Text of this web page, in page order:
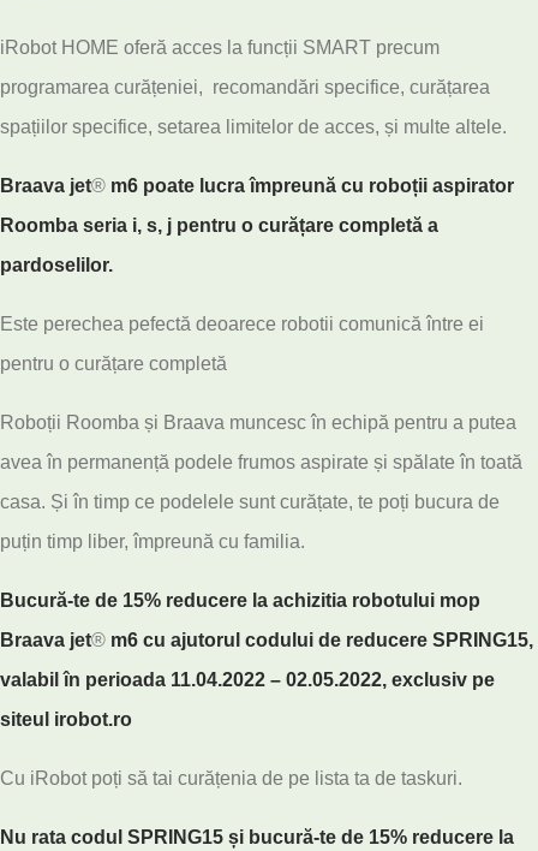
iRobot HOME oferă acces la funcții SMART precum
programarea curățeniei, recomandări specifice, curățarea
spațiilor specifice, setarea limitelor de acces, și multe altele.
Braava jet® m6 poate lucra împreună cu roboții aspirator
Roomba seria i, s, j pentru o curățare completă a
pardoselilor.
Este perechea pefectă deoarece robotii comunică între ei
pentru o curățare completă
Roboții Roomba și Braava muncesc în echipă pentru a putea
avea în permanență podele frumos aspirate și spălate în toată
casa. Și în timp ce podelele sunt curățate, te poți bucura de
puțin timp liber, împreună cu familia.
Bucură-te de 15% reducere la achizitia robotului mop
Braava jet® m6 cu ajutorul codului de reducere SPRING15,
valabil în perioada 11.04.2022 – 02.05.2022, exclusiv pe
siteul irobot.ro
Cu iRobot poți să tai curățenia de pe lista ta de taskuri.
Nu rata codul SPRING15 și bucură-te de 15% reducere la